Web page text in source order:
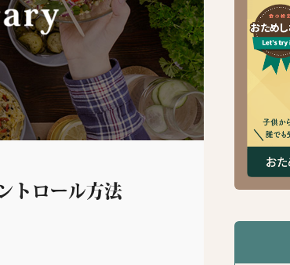
トロール方法